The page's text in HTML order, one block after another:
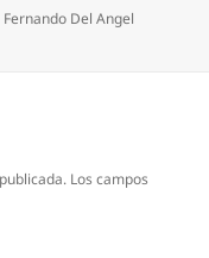
Fernando Del Angel
Los campos